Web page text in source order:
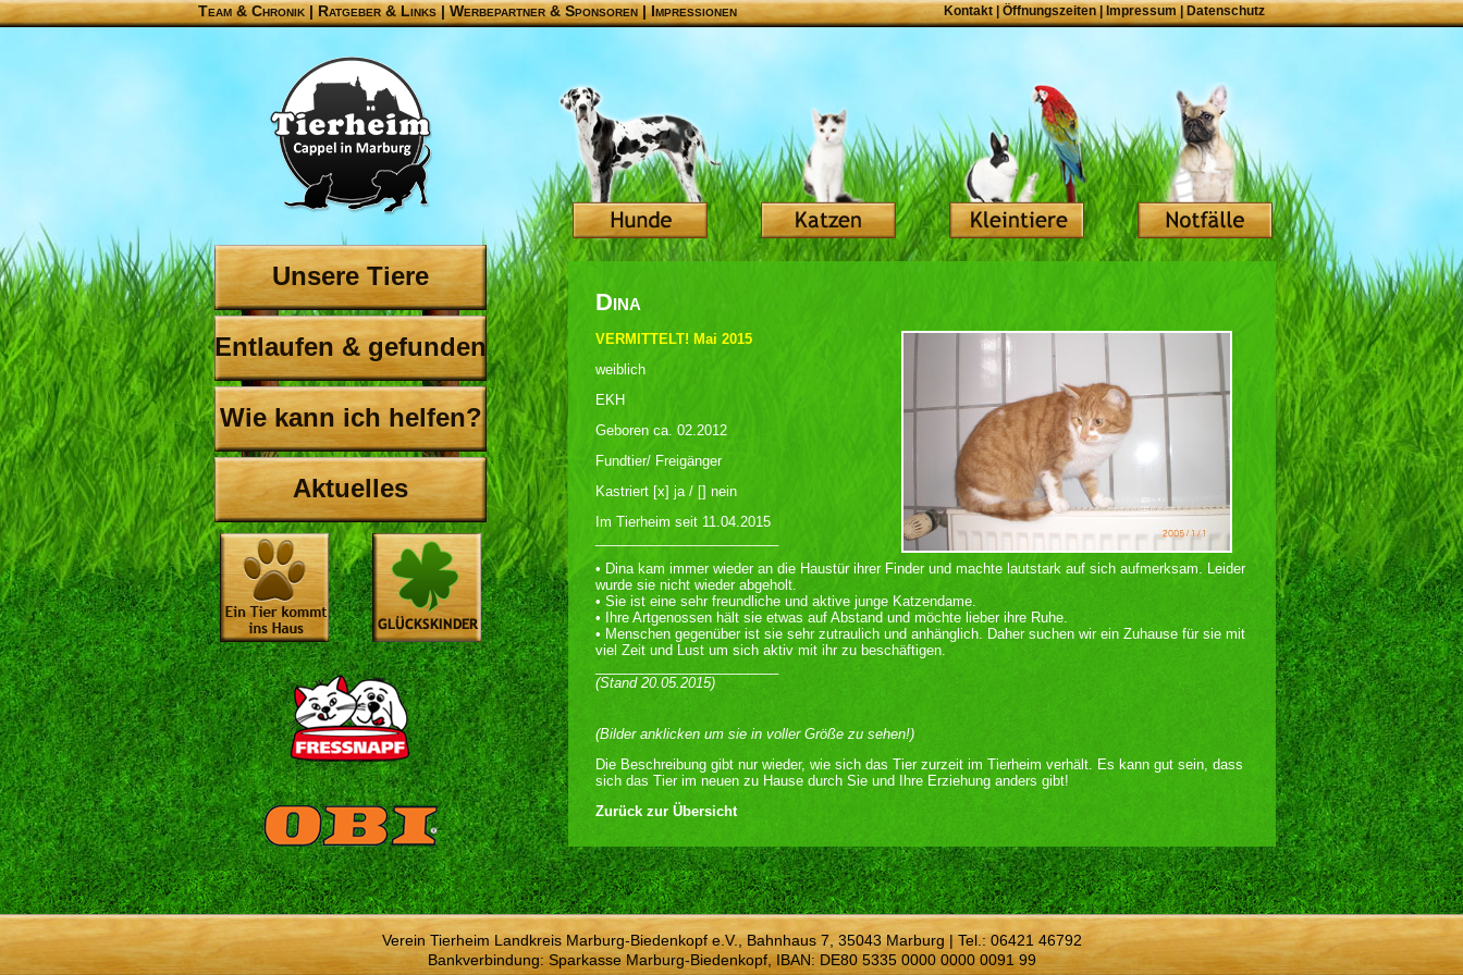
Team & Chronik |Ratgeber & Links|Werbepartner & Sponsoren|Impressionen Kontakt Öffnungszeiten| Impressum|Datenschutz
Unsere Tiere
Entlaufen & gefunden
Wie kann ich helfen?
Aktuelles
Dina
VERMITTELT! Mai 2015
weiblich
EKH
Geboren ca. 02.2012
Fundtier/ Freigänger
Kastriert [x] ja / [] nein
Im Tierheim seit 11.04.2015
• Dina kam immer wieder an die Haustür ihrer Finder und machte lautstark auf sich aufmerksam. Leider
wurde sie nicht wieder abgeholt.
• Sie ist eine sehr freundliche und aktive junge Katzendame.
• Ihre Artgenossen hält sie etwas auf Abstand und möchte lieber ihre Ruhe.
• Menschen gegenüber ist sie sehr zutraulich und anhänglich. Daher suchen wir ein Zuhause für sie mit
viel Zeit und Lust um sich aktiv mit ihr zu beschäftigen.
(Stand 20.05.2015)
(Bilder anklicken um sie in voller Größe zu sehen!)
Die Beschreibung gibt nur wieder, wie sich das Tier zurzeit im Tierheim verhält. Es kann gut sein, dass
sich das Tier im neuen zu Hause durch Sie und Ihre Erziehung anders gibt!
Zurück zur Übersicht
Verein Tierheim Landkreis Marburg-Biedenkopf e.V., Bahnhaus 7, 35043 Marburg | Tel.: 06421 46792
Bankverbindung: Sparkasse Marburg-Biedenkopf, IBAN: DE80 5335 0000 0000 0091 99